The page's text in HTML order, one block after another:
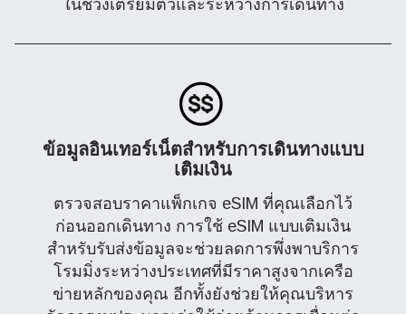
ในช่วงเตรียมตัวและระหว่างการเดินทาง
ข้อมูลอินเทอร์เน็ตสำหรับการเดินทางแบบ
เติมเงิน
ตรวจสอบราคาแพ็กเกจ eSIM ที่คุณเลือกไว้
ก่อนออกเดินทาง การใช้ eSIM แบบเติมเงิน
สำหรับรับส่งข้อมูลจะช่วยลดการพึ่งพาบริการ
โรมมิ่งระหว่างประเทศที่มีราคาสูงจากเครือ
ข่ายหลักของคุณ อีกทั้งยังช่วยให้คุณบริหาร